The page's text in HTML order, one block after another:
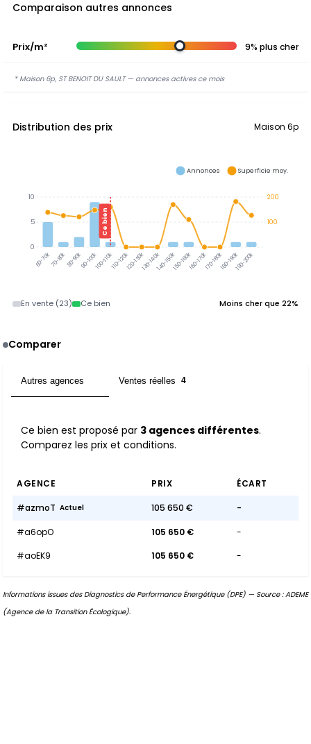
Comparaison autres annonces
Prix/m² 9% plus cher
* Maison 6p, ST BENOIT DU SAULT — annonces actives ce mois
Distribution des prix Maison 6p
60-70k70-80k80-90k90-100k100-110k110-120k120-130k130-140k140-150k150-160k160-170k170-180k180-190k190-200k
Ce bien
200
100
10
5
0
Annonces Superficie moy.
En vente (23) Ce bien Moins cher que 22%
Comparer
Autres agences Ventes réelles 4
Ce bien est proposé par 3 agences différentes.
Comparez les prix et conditions.
AGENCE PRIX ÉCART
#azmoT Actuel 105 650 € -
#a6opO 105 650 €
-
#aoEK9
105 650 € -
Informations issues des Diagnostics de Performance Énergétique (DPE) — Source : ADEME
(Agence de la Transition Écologique).